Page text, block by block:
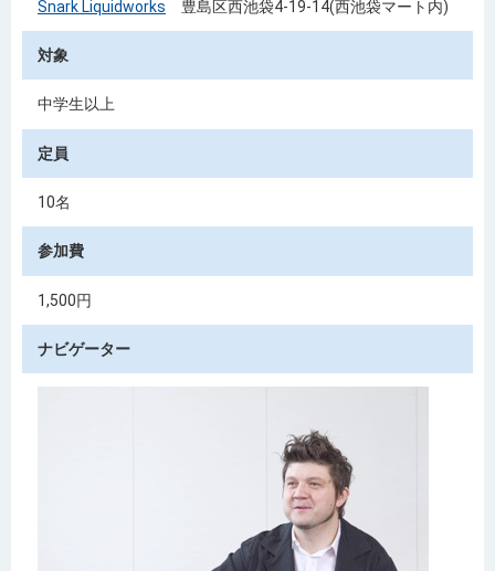
Snark Liquidworks 豊島区西池袋4-19-14(西池袋マート内)
対象
中学生以上
定員
10名
参加費
1,500円
ナビゲーター